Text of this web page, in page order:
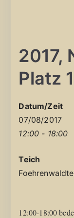
2017,
Platz
Datum/Zeit
07/08/2017
12:00 - 18:00
Teich
12:00-18:00